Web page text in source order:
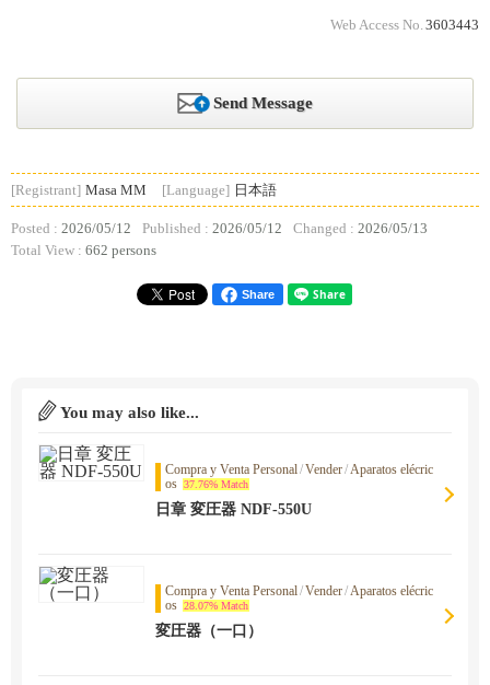
Web Access No. 3603443
Send Message
[Registrant] Masa MM [Language] 日本語
Posted : 2026/05/12 Published : 2026/05/12 Changed : 2026/05/13
Total View : 662 persons
Share
You may also like...
Compra y Venta Personal/Vender/Aparatos elécric
os 37.76% Match
日章 変圧器 NDF-550U
Compra y Venta Personal/Vender/Aparatos elécric
os 28.07% Match
変圧器（一口）